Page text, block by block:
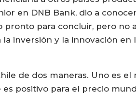
en DNB Bank, dio a
pronto para concluir, pero no
inversión y la innovación
de dos maneras. Uno es
positivo para el precio